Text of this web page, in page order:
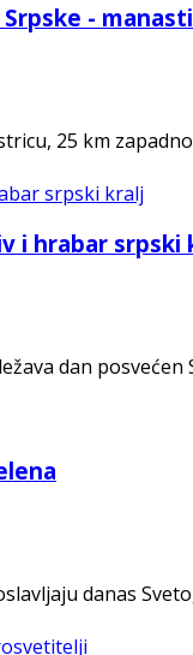
-
25 km
i hrabar srpski
dan
danas